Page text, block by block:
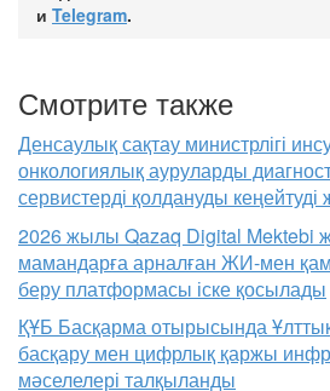
и Telegram.
Смотрите также
Денсаулық сақтау министрлігі
онкологиялық ауруларды
сервистерді қолдануды
2026 жылы Qazaq Digital Mektebi
мамандарға арналған ЖИ-мен
беру платформасы іске қосылады
ҚҰБ Басқарма отырысында
басқару мен цифрлық қаржы
мәселелері талқыланды